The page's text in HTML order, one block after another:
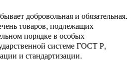
бывает добровольная и обязательная.
товаров, подлежащих
порядке в особых
системе ГОСТ Р,
и стандартизации.